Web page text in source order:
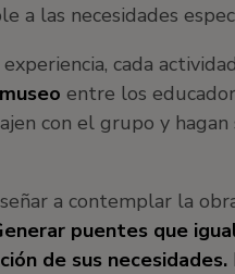
a las necesidades
cada
entre los
con el grupo y
a contemplar la
puentes que
de sus necesidades.